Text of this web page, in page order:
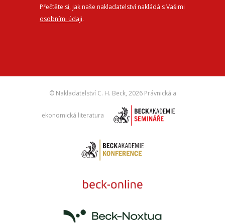
Přečtěte si, jak naše nakladatelství nakládá s Vašimi
osobními údaji.
© Nakladatelství C. H. Beck, 2026 Právnická a
ekonomická literatura